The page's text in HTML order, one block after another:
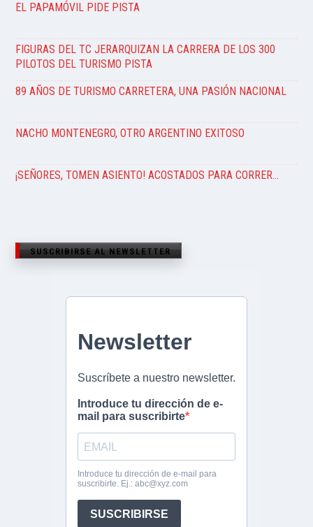
EL PAPAMÓVIL PIDE PISTA
FIGURAS DEL TC JERARQUIZAN LA CARRERA DE LOS 300
PILOTOS DEL TURISMO PISTA
89 AÑOS DE TURISMO CARRETERA, UNA PASIÓN NACIONAL
NACHO MONTENEGRO, OTRO ARGENTINO EXITOSO
¡SEÑORES, TOMEN ASIENTO! ACOSTADOS PARA CORRER…
SUSCRIBIRSE AL NEWSLETTER